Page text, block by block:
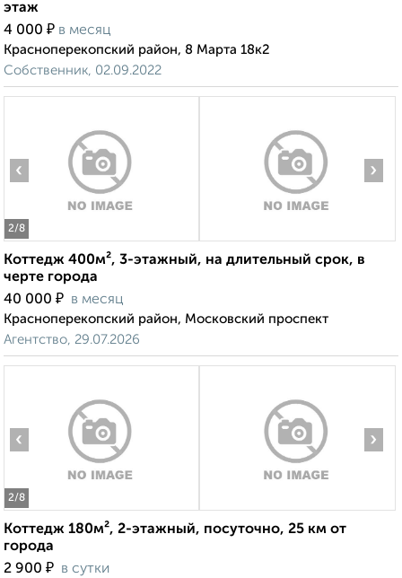
этаж
4 000 ₽ в месяц
Красноперекопский район, 8 Марта 18к2
Собственник, 02.09.2022
2/8
‹ ›
Коттедж 400м², 3-этажный, на длительный срок, в
черте города
40 000 ₽ в месяц
Красноперекопский район, Московский проспект
Агентство, 29.07.2026
2/8
‹ ›
Коттедж 180м², 2-этажный, посуточно, 25 км от
города
2 900 ₽ в сутки